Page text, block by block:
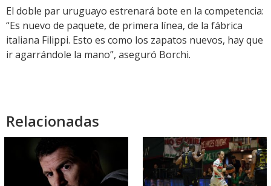
El doble par uruguayo estrenará bote en la competencia:
“Es nuevo de paquete, de primera línea, de la fábrica
italiana Filippi. Esto es como los zapatos nuevos, hay que
ir agarrándole la mano”, aseguró Borchi.
Relacionadas